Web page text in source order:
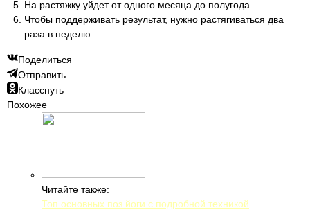
На растяжку уйдет от одного месяца до полугода.
Чтобы поддерживать результат, нужно растягиваться два
раза в неделю.
Поделиться
Отправить
Класснуть
Похожее
Читайте также:
Топ основных поз йоги с подробной техникой